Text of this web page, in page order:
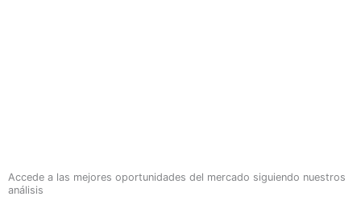
Accede a las mejores oportunidades del mercado siguiendo nuestros
análisis